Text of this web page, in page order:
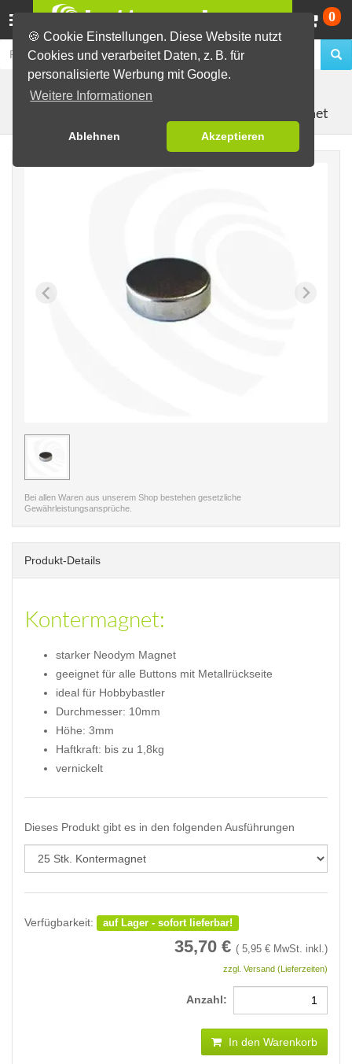
🍪 Cookie Einstellungen. Diese Website nutzt
Cookies und verarbeitet Daten, z. B. für
personalisierte Werbung mit Google.
Weitere Informationen
Ablehnen Akzeptieren
0
Buttons selber machen
Material zur Buttonherstellung
Kontermagnet
< /picture>
Bei allen Waren aus unserem Shop bestehen gesetzliche
Gewährleistungsansprüche.
Produkt-Details
Kontermagnet:
starker Neodym Magnet
geeignet für alle Buttons mit Metallrückseite
ideal für Hobbybastler
Durchmesser: 10mm
Höhe: 3mm
Haftkraft: bis zu 1,8kg
vernickelt
Dieses Produkt gibt es in den folgenden Ausführungen
Verfügbarkeit: auf Lager - sofort lieferbar!
35,70 € ( 5,95 € MwSt. inkl.)
zzgl. Versand (Lieferzeiten)
Anzahl:
In den Warenkorb